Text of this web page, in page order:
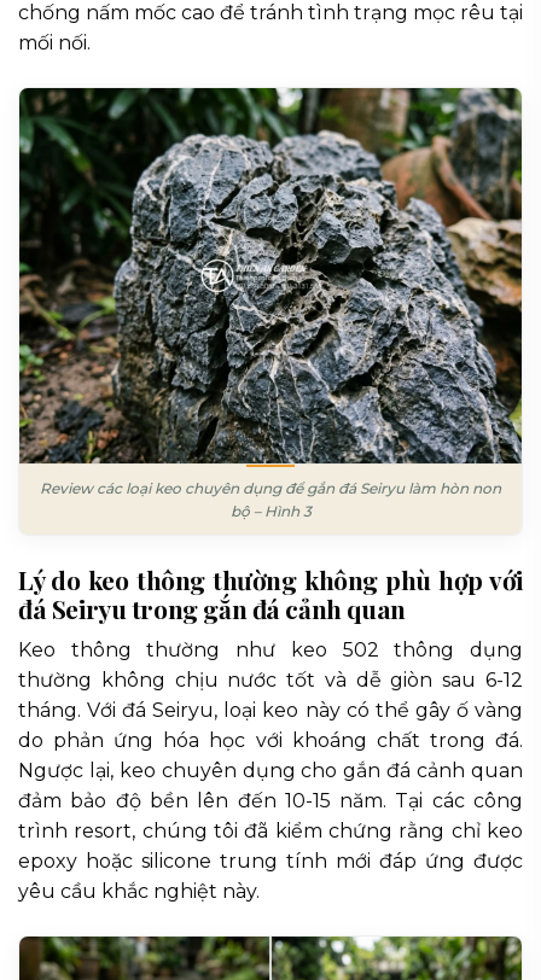
chống nấm mốc cao để tránh tình trạng mọc rêu tại
mối nối.
Review các loại keo chuyên dụng để gắn đá Seiryu làm hòn non
bộ – Hình 3
Lý do keo thông thường không phù hợp với
đá Seiryu trong gắn đá cảnh quan
Keo thông thường như keo 502 thông dụng
thường không chịu nước tốt và dễ giòn sau 6-12
tháng. Với đá Seiryu, loại keo này có thể gây ố vàng
do phản ứng hóa học với khoáng chất trong đá.
Ngược lại, keo chuyên dụng cho gắn đá cảnh quan
đảm bảo độ bền lên đến 10-15 năm. Tại các công
trình resort, chúng tôi đã kiểm chứng rằng chỉ keo
epoxy hoặc silicone trung tính mới đáp ứng được
yêu cầu khắc nghiệt này.